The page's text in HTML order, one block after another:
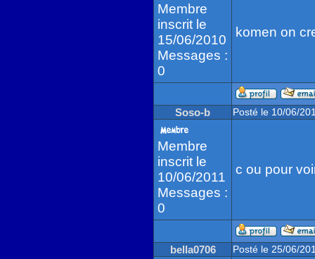
Membre
inscrit le
15/06/2010
Messages :
0
komen on
Soso-b Posté le 10/06/
Membre
inscrit le
10/06/2011
Messages :
0
c ou pour
bella0706 Posté le 25/06/